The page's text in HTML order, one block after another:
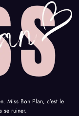
Miss Bon Plan, c’est le
se ruiner.